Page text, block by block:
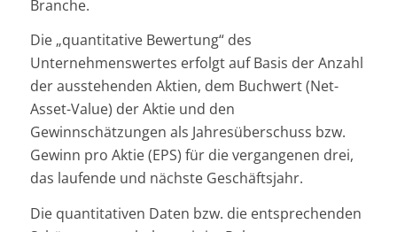
Branche.
Die „quantitative Bewertung“ des
Unternehmenswertes erfolgt auf Basis der Anzahl
der ausstehenden Aktien, dem Buchwert (Net-
Asset-Value) der Aktie und den
Gewinnschätzungen als Jahresüberschuss bzw.
Gewinn pro Aktie (EPS) für die vergangenen drei,
das laufende und nächste Geschäftsjahr.
Die quantitativen Daten bzw. die entsprechenden